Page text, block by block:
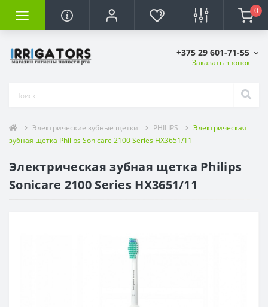
0
+375 29 601-71-55
Заказать звонок
Электрические зубные щетки PHILIPS
Электрическая
зубная щетка Philips Sonicare 2100 Series HX3651/11
Электрическая зубная щетка Philips
Sonicare 2100 Series HX3651/11